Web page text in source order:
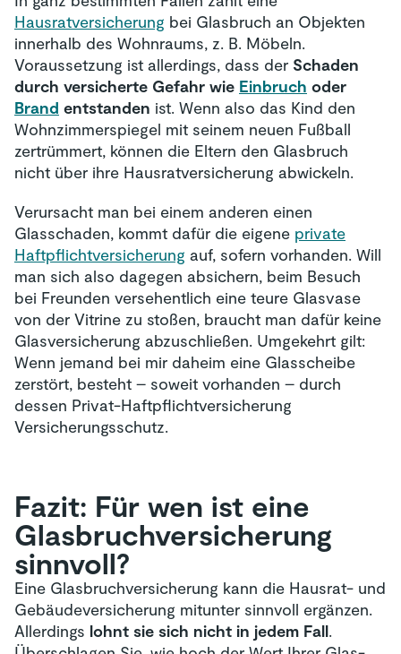
Hausratversicherung bei Glasbruch an Objekten
innerhalb des Wohnraums, z. B. Möbeln.
Voraussetzung ist allerdings, dass der Schaden
durch versicherte Gefahr wie Einbruch oder
Brand entstanden ist. Wenn also das Kind den
Wohnzimmerspiegel mit seinem neuen Fußball
zertrümmert, können die Eltern den Glasbruch
nicht über ihre Hausratversicherung abwickeln.
Verursacht man bei einem anderen einen
Glasschaden, kommt dafür die eigene private
Haftpflichtversicherung auf, sofern vorhanden. Will
man sich also dagegen absichern, beim Besuch
bei Freunden versehentlich eine teure Glasvase
von der Vitrine zu stoßen, braucht man dafür keine
Glasversicherung abzuschließen. Umgekehrt gilt:
Wenn jemand bei mir daheim eine Glasscheibe
zerstört, besteht – soweit vorhanden – durch
dessen Privat-Haftpflichtversicherung
Versicherungsschutz.
Fazit: Für wen ist eine
Glasbruch­versicherung
sinnvoll?
Eine Glasbruchversicherung kann die Hausrat- und
Gebäudeversicherung mitunter sinnvoll ergänzen.
Allerdings lohnt sie sich nicht in jedem Fall.